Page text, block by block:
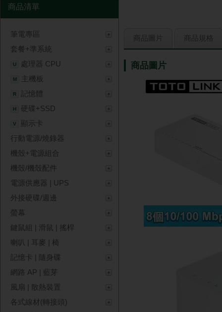
商品清單
筆電專區
套餐+準系統
U 處理器 CPU
M 主機板
R 記憶體
H 硬碟+SSD
V
顯示卡
行動電源/燒錄器
機殼+電源組合
機殼/機殼配件
電源供應器 | UPS
外接硬碟/週邊
螢幕
鍵鼠組 | 滑鼠 | 搖桿
喇叭 | 耳麥 | 椅
記憶卡 | 隨身碟
網路 AP | 藍芽
風扇 | 散熱裝置
各式線材(轉接頭)
商品圖片 商品規格
商品圖片